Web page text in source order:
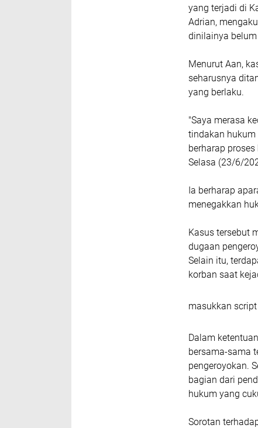
yang terjadi di
Adrian,
dinilainya
Menurut Aan,
seharusnya
yang berlaku.
"Saya merasa
tindakan hukum
berharap
Selasa (23/6/
Ia berharap
menegakkan
Kasus tersebut
dugaan
Selain itu,
korban saat
masukkan
Dalam
bersama-sama
pengeroyokan.
bagian dari
hukum yang
Sorotan